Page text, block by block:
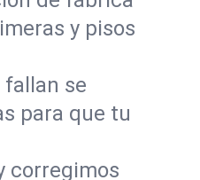
y pisos
fallan se
para que tu
corregimos